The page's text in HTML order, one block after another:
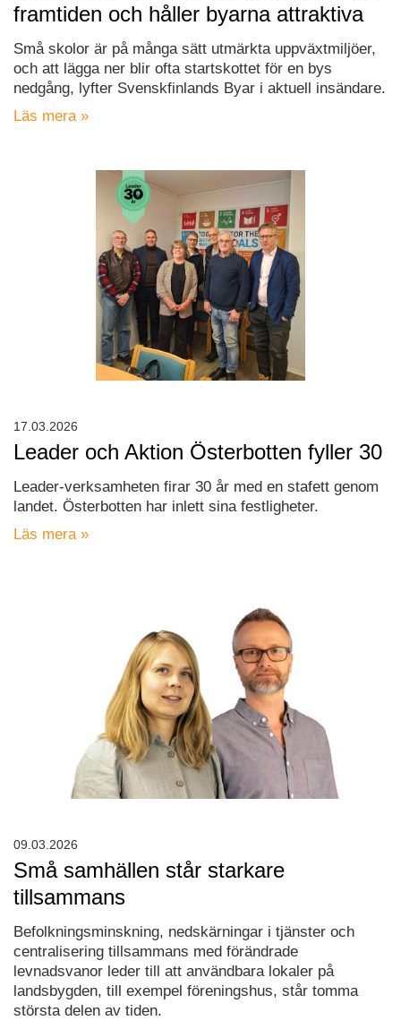
framtiden och håller byarna attraktiva
Små skolor är på många sätt utmärkta uppväxtmiljöer,
och att lägga ner blir ofta startskottet för en bys
nedgång, lyfter Svenskfinlands Byar i aktuell insändare.
Läs mera »
Leader och Aktion Österbotten fyller 30
Leader-verksamheten firar 30 år med en stafett genom
landet. Österbotten har inlett sina festligheter.
Läs mera »
17.03.2026
Små samhällen står starkare
tillsammans
Befolkningsminskning, nedskärningar i tjänster och
centralisering tillsammans med förändrade
levnadsvanor leder till att användbara lokaler på
landsbygden, till exempel föreningshus, står tomma
största delen av tiden.
09.03.2026